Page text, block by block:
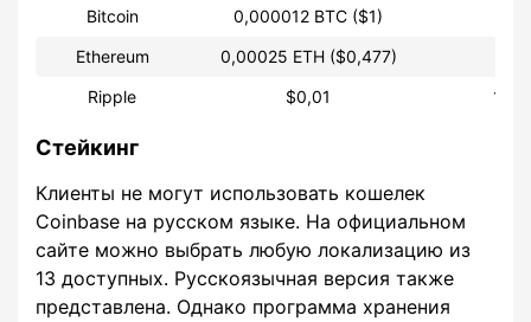
Bitcoin 0,000012 BTC ($1)
Ethereum
0,00025 ETH ($0,477)
Ripple
$0,01
Стейкинг
Клиенты не могут использовать кошелек
Coinbase на русском языке. На официальном
сайте можно выбрать любую локализацию из
13 доступных. Русскоязычная версия также
представлена. Однако программа хранения